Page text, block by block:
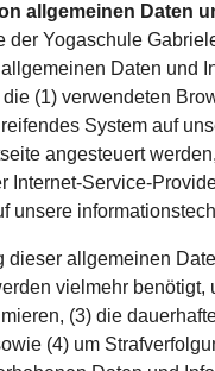
allgemeinen Daten
der Yogaschule
Daten und
(1) verwendeten
System auf
angesteuert
Internet-Service-
unsere
dieser allgemeinen
vielmehr
(3) die
(4) um